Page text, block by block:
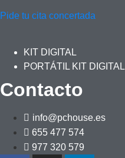
Pide tu cita concertada
KIT DIGITAL
PORTÁTIL KIT DIGITAL
Contacto
info@pchouse.es
655 477 574
977 320 579